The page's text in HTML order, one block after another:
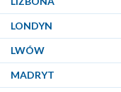
LONDYN
LWÓW
MADRYT